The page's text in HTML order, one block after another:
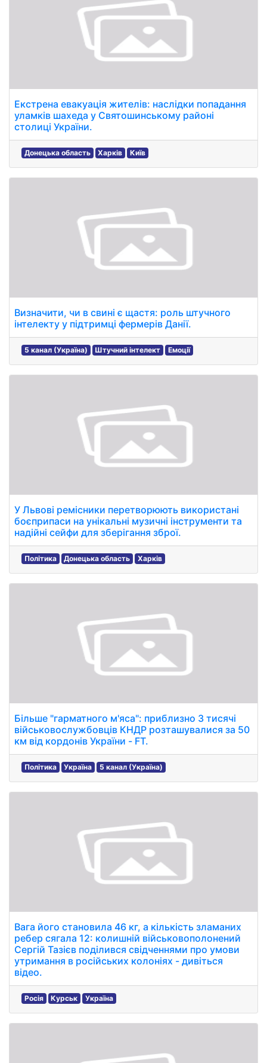
Екстрена евакуація жителів: наслідки попадання
уламків шахеда у Святошинському районі
столиці України.
Донецька область Харків Київ
Визначити, чи в свині є щастя: роль штучного
інтелекту у підтримці фермерів Данії.
5 канал (Україна) Штучний інтелект Емоції
У Львові ремісники перетворюють використані
боєприпаси на унікальні музичні інструменти та
надійні сейфи для зберігання зброї.
Політика Донецька область Харків
Більше "гарматного м'яса": приблизно 3 тисячі
військовослужбовців КНДР розташувалися за 50
км від кордонів України - FT.
Політика Україна 5 канал (Україна)
Вага його становила 46 кг, а кількість зламаних
ребер сягала 12: колишній військовополонений
Сергій Тазієв поділився свідченнями про умови
утримання в російських колоніях - дивіться
відео.
Росія Курськ Україна